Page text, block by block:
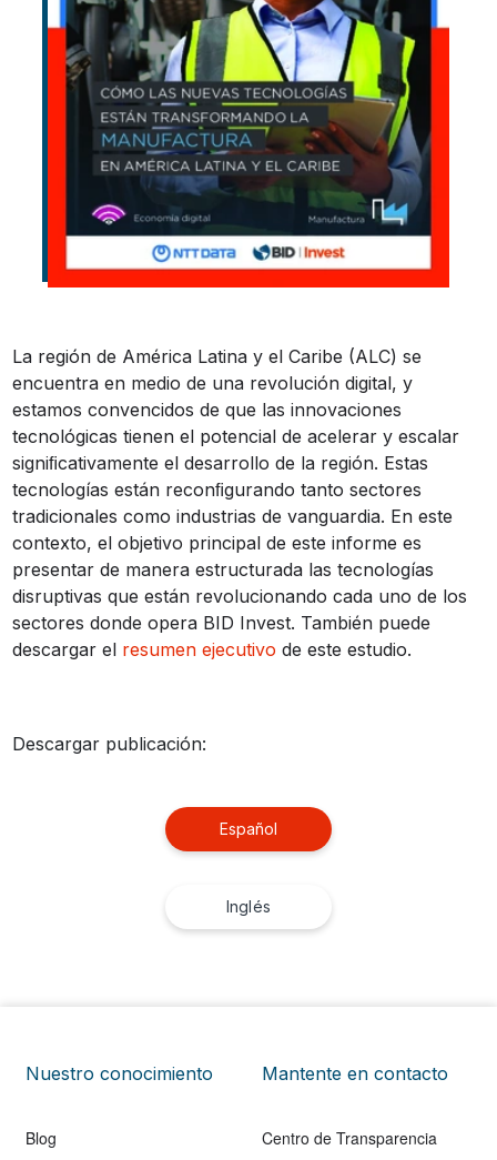
La región de América Latina y el Caribe (ALC) se
encuentra en medio de una revolución digital, y
estamos convencidos de que las innovaciones
tecnológicas tienen el potencial de acelerar y escalar
signiﬁcativamente el desarrollo de la región. Estas
tecnologías están reconﬁgurando tanto sectores
tradicionales como industrias de vanguardia. En este
contexto, el objetivo principal de este informe es
presentar de manera estructurada las tecnologías
disruptivas que están revolucionando cada uno de los
sectores donde opera BID Invest. También puede
descargar el resumen ejecutivo de este estudio.
Descargar publicación:
Inglés
Español
Nuestro conocimiento
Blog
Mantente en contacto
Centro de Transparencia